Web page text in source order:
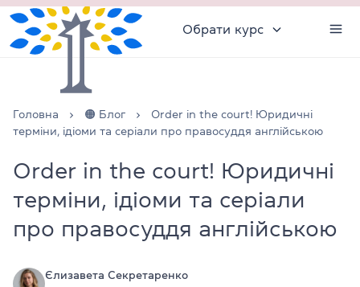
Обрати курс
Головна 🟠 Блог
Order in the court! Юридичні
терміни, ідіоми та серіали про правосуддя англійською
Order in the court! Юридичні
терміни, ідіоми та серіали
про правосуддя англійською
Єлизавета Секретаренко